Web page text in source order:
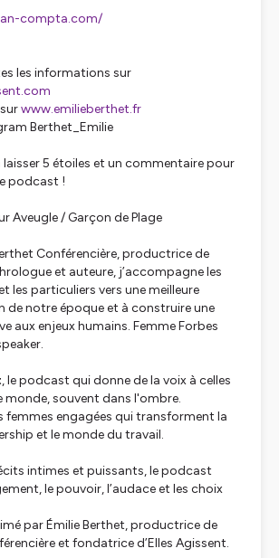
compta.com/
les informations sur
www.emilieberthet.fr
Berthet_Emilie
laisser 5 étoiles et un commentaire pour
podcast !
Aveugle / Garçon de Plage
Conférencière, productrice de
et auteure, j’accompagne les
les particuliers vers une meilleure
de notre époque et à construire une
aux enjeux humains. Femme Forbes
, le podcast qui donne de la voix à celles
monde, souvent dans l'ombre.
femmes engagées qui transforment la
et le monde du travail.
intimes et puissants, le podcast
le pouvoir, l’audace et les choix
par Émilie Berthet, productrice de
et fondatrice d’Elles Agissent.